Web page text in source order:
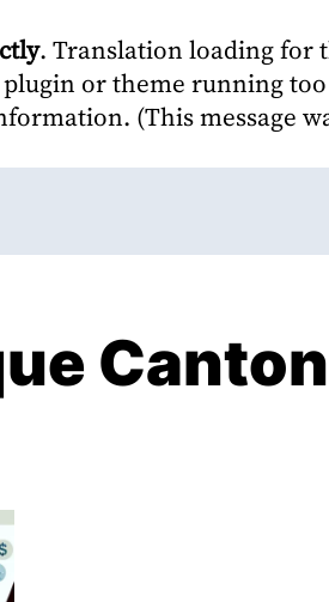
. Translation loading for
or theme running
(This message